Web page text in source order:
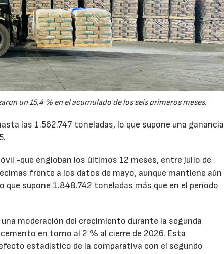
un 15,4 % en el acumulado de los seis primeros meses.
las 1.562.747 toneladas, lo que supone una ganancia
-que engloban los últimos 12 meses, entre julio de
frente a los datos de mayo, aunque mantiene aún
supone 1.848.742 toneladas más que en el período
moderación del crecimiento durante la segunda
en torno al 2 % al cierre de 2026. Esta
estadístico de la comparativa con el segundo